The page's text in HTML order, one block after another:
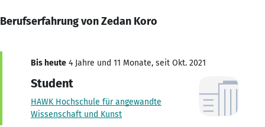
Berufserfahrung von Zedan Koro
Bis heute 4 Jahre und 11 Monate, seit Okt. 2021
Student
HAWK Hochschule für angewandte
Wissenschaft und Kunst